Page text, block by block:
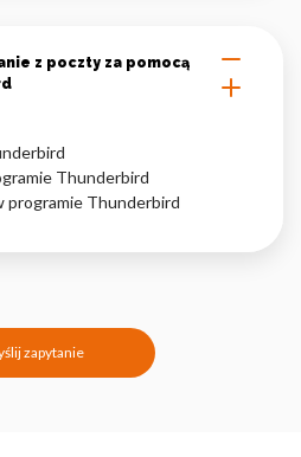
z poczty za pomocą
Thunderbird
programie Thunderbird
zapytanie